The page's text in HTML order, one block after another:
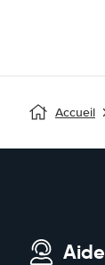
Accueil